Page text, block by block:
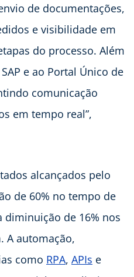
de documentações,
e visibilidade em
do processo. Além
e ao Portal Único de
comunicação
em tempo real”,
alcançados pelo
de 60% no tempo de
diminuição de 16% nos
A automação,
como RPA, APIs e